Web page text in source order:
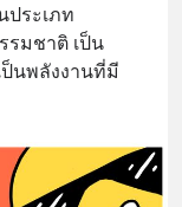
ประเภท
รมชาติ เป็น
นพลังงานที่มี